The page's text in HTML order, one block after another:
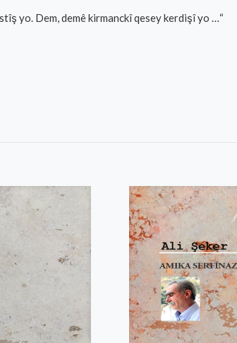
yo. Dem, demê kirmanckî qesey kerdişî yo …“